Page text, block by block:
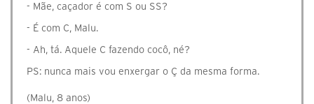
- Mãe, caçador é com S ou SS?
- É com C, Malu.
- Ah, tá. Aquele C fazendo cocô, né?
PS: nunca mais vou enxergar o Ç da mesma forma.
(Malu, 8 anos)